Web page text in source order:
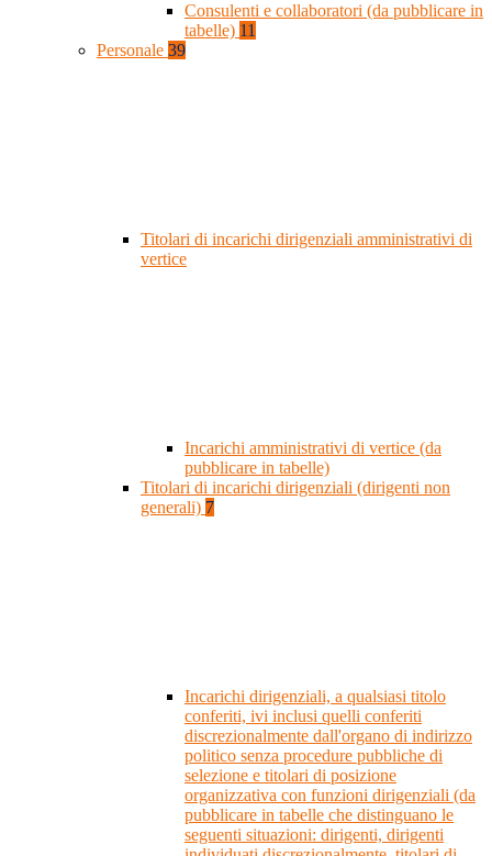
Consulenti e collaboratori (da pubblicare in
tabelle) 11
Personale 39
Titolari di incarichi dirigenziali amministrativi di
vertice
Incarichi amministrativi di vertice (da
pubblicare in tabelle)
Titolari di incarichi dirigenziali (dirigenti non
generali) 7
Incarichi dirigenziali, a qualsiasi titolo
conferiti, ivi inclusi quelli conferiti
discrezionalmente dall'organo di indirizzo
politico senza procedure pubbliche di
selezione e titolari di posizione
organizzativa con funzioni dirigenziali (da
pubblicare in tabelle che distinguano le
seguenti situazioni: dirigenti, dirigenti